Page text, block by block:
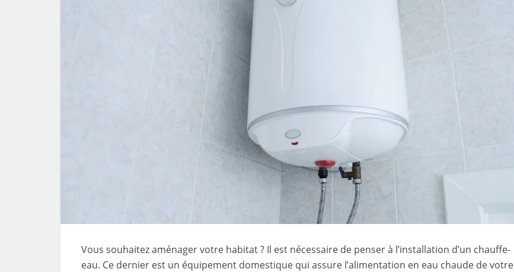
Vous souhaitez aménager votre habitat ? Il est nécessaire de penser à l’installation d’un chauffe-
eau. Ce dernier est un équipement domestique qui assure l’alimentation en eau chaude de votre